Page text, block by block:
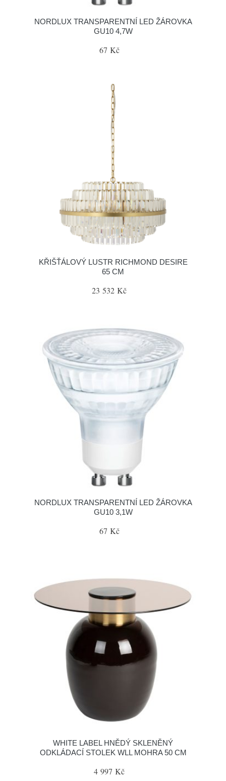
NORDLUX TRANSPARENTNÍ LED ŽÁROVKA
GU10 4,7W
67 Kč
KŘIŠŤÁLOVÝ LUSTR RICHMOND DESIRE
65 CM
23 532 Kč
NORDLUX TRANSPARENTNÍ LED ŽÁROVKA
GU10 3,1W
67 Kč
WHITE LABEL HNĚDÝ SKLENĚNÝ
ODKLÁDACÍ STOLEK WLL MOHRA 50 CM
4 997 Kč